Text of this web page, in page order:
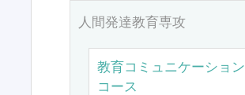
人間発達教育専攻
教育コミュニケーション
コース